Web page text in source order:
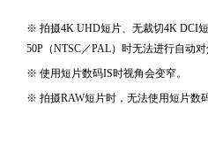
※ 拍摄4K UHD短片、无裁切4K DCI
50P（NTSC／PAL）时无法进行自动
※ 使用短片数码IS时视角会变窄。
※ 拍摄RAW短片时，无法使用短片数